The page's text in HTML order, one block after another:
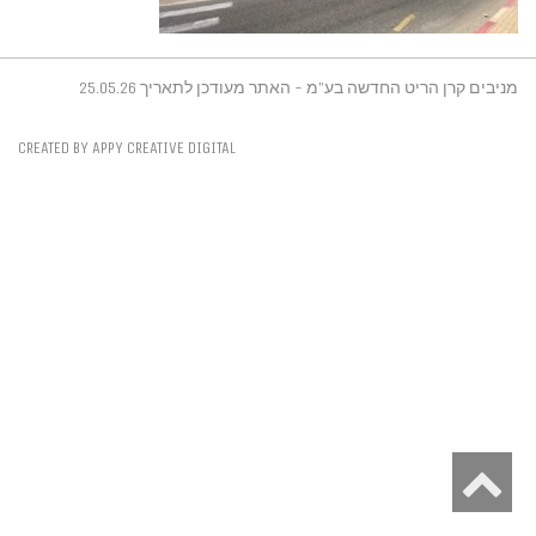
מניבים קרן הריט החדשה בע"מ - האתר מעודכן לתאריך 25.05.26
CREATED BY APPY CREATIVE DIGITAL
לראש